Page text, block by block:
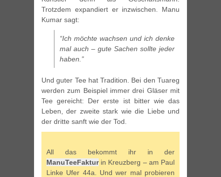
Trotzdem expandiert er inzwischen. Manu
Kumar sagt:
“Ich möchte wachsen und ich denke
mal auch – gute Sachen sollte jeder
haben.”
Und guter Tee hat Tradition. Bei den Tuareg
werden zum Beispiel immer drei Gläser mit
Tee gereicht: Der erste ist bitter wie das
Leben, der zweite stark wie die Liebe und
der dritte sanft wie der Tod.
All das bekommt ihr in der
ManuTeeFakturin Kreuzberg – am Paul
Linke Ufer 44a. Und wer mal probieren